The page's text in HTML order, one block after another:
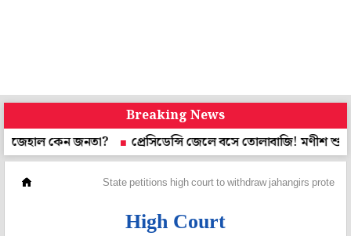
Breaking News
কেন জনতা?
প্রেসিডেন্সি জেলে বসে তোলাবাজি! মণীশ শুক্লা খুনে
State petitions high court to withdraw jahangirs
High Court